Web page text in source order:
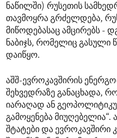
ნაწილში) რუსეთის
თავმოყრა გრძელდება,
მიწოდებასაც ამცირებს -
ნაბიჯს, რომელიც გასული
დაიწყო.
აშშ-ევროკავშირის
შეხვედრაზე განაცხადა,
იარაღად ან
გამოყენება
შტატები და ევროკავშირი